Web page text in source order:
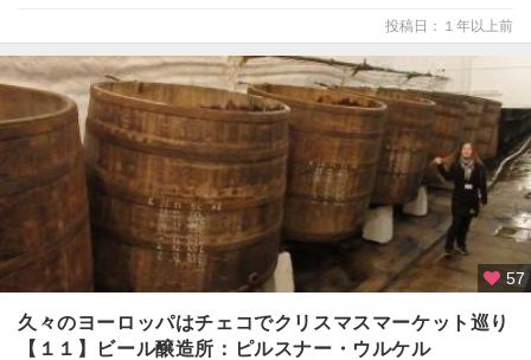
投稿日：１年以上前
57
久々のヨーロッパはチェコでクリスマスマーケット巡り
【１１】ビール醸造所：ピルスナー・ウルケル